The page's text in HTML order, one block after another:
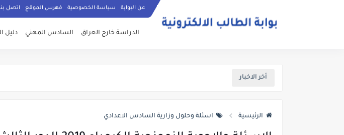
عن البوابة سياسة الخصوصية فهرس الموقع اتصل
الدراسة خارج العراق السادس المهني دليل
أخر الاخبار
الرئيسية اسئلة وحلول وزارية السادس الاعدادي